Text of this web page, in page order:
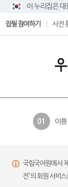
이 누리집은
집필 참여하기 사전
01 이용
국립국어원에서
전’의 회원 서비